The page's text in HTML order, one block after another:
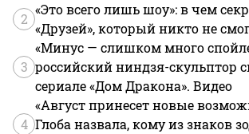
2
«Это всего лишь шоу»: в чем
«Друзей», который никто не
3
«Минус — слишком много
российский ниндзя-скульптор
сериале «Дом Дракона». Видео
4
«Август принесет новые
Глоба назвала, кому из знаков